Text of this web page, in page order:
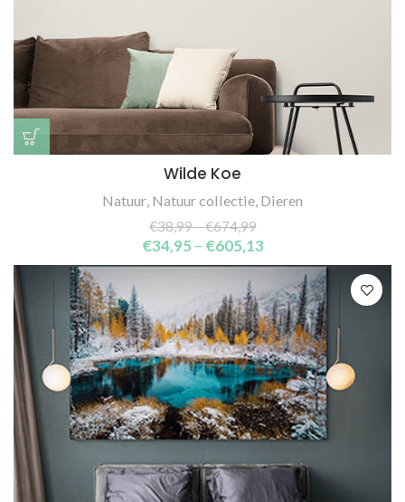
Wilde Koe
Natuur, Natuur collectie, Dieren
€38,99–€674,99
€34,95 – €605,13